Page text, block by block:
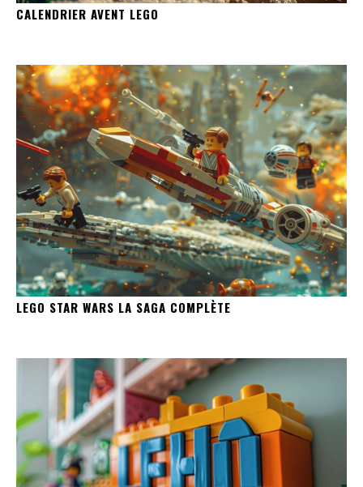
CALENDRIER AVENT LEGO
LEGO STAR WARS LA SAGA COMPLÈTE